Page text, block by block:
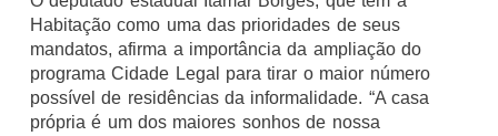
Habitação como uma das prioridades de seus
mandatos, afirma a importância da ampliação do
programa Cidade Legal para tirar o maior número
possível de residências da informalidade. “A casa
própria é um dos maiores sonhos de nossa